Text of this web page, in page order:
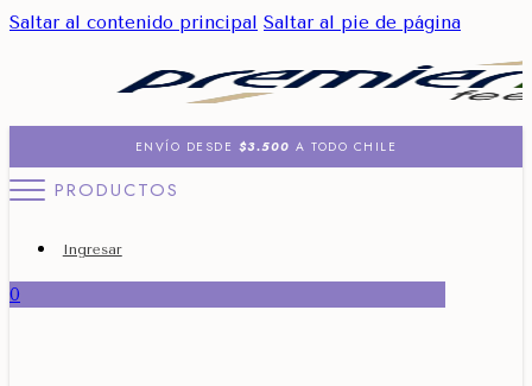
Saltar al contenido principal Saltar al pie de página
ENVÍO DESDE $3.500 A TODO CHILE
PRODUCTOS
Ingresar
0